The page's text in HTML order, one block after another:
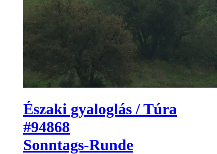
Északi gyaloglás / Túra
#94868
Sonntags-Runde